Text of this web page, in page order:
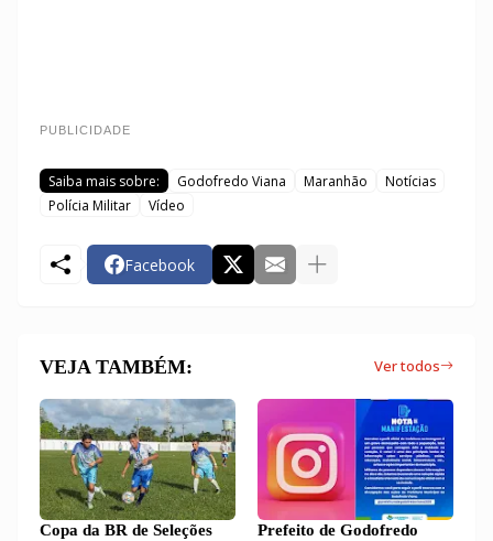
PUBLICIDADE
Saiba mais sobre: Godofredo Viana Maranhão
Notícias
Polícia Militar
Vídeo
Facebook
VEJA TAMBÉM: Ver todos
Copa da BR de Seleções
Prefeito de Godofredo